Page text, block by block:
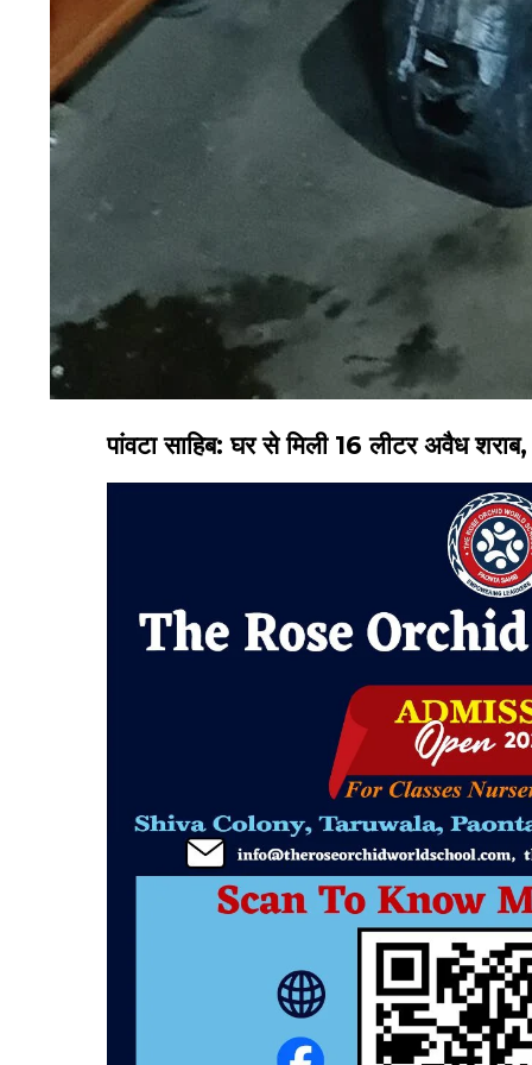
पांवटा साहिब: घर से मिली 16 लीटर अवैध